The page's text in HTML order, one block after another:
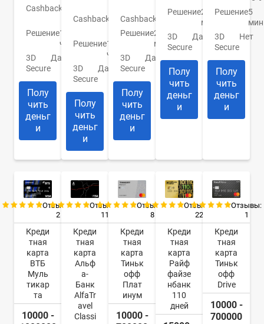
Cashback
Решение1
час
3D
Secure
Да
Полу
чить
деньг
и
Cashback
10%
Решение1
час
3D
Secure
Да
Полу
чить
деньг
и
Cashback
Решение2
мин.
3D
Secure
Да
Полу
чить
деньг
и
Решение2
мин.
3D
Secure
Да
Полу
чить
деньг
и
Решение5
3D
Secure
Нет
Полу
чить
деньг
и
Отзывы:
2
Креди
тная
карта
ВТБ
Муль
тикар
та
10000 -
Отзывы:
11
Креди
тная
карта
Альф
а-
Банк
AlfaTr
avel
Classi
Отзывы:
8
Креди
тная
карта
Тиньк
офф
Плат
инум
10000 -
Отзывы:
22
Креди
тная
карта
Райф
файзе
нбанк
110
дней
Отзывы:
1
Креди
тная
карта
Тиньк
офф
Drive
10000 -
700000